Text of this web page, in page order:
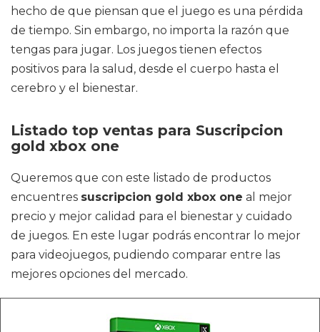
hecho de que piensan que el juego es una pérdida
de tiempo. Sin embargo, no importa la razón que
tengas para jugar. Los juegos tienen efectos
positivos para la salud, desde el cuerpo hasta el
cerebro y el bienestar.
Listado top ventas para Suscripcion
gold xbox one
Queremos que con este listado de productos
encuentres suscripcion gold xbox one al mejor
precio y mejor calidad para el bienestar y cuidado
de juegos. En este lugar podrás encontrar lo mejor
para videojuegos, pudiendo comparar entre las
mejores opciones del mercado.